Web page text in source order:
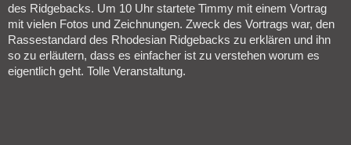
des Ridgebacks. Um 10 Uhr startete Timmy mit einem Vortrag
mit vielen Fotos und Zeichnungen. Zweck des Vortrags war, den
Rassestandard des Rhodesian Ridgebacks zu erklären und ihn
so zu erläutern, dass es einfacher ist zu verstehen worum es
eigentlich geht. Tolle Veranstaltung.